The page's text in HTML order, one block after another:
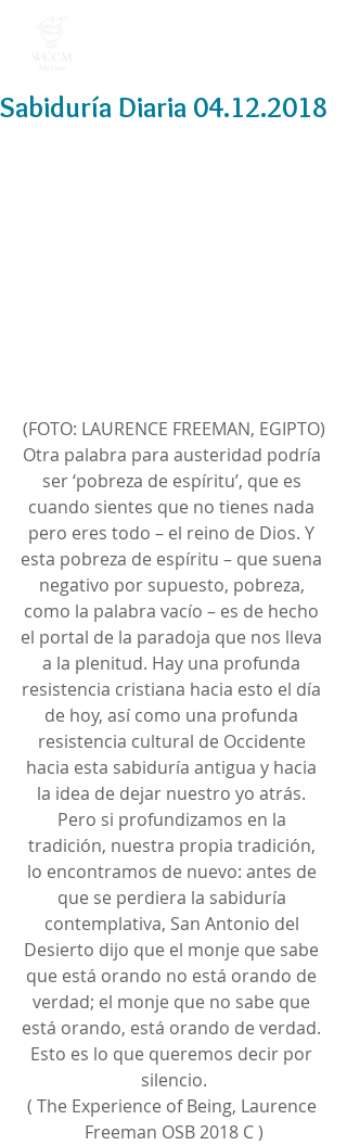
Sabiduría Diaria 04.12.2018
(FOTO: LAURENCE FREEMAN, EGIPTO)
Otra palabra para austeridad podría
ser ‘pobreza de espíritu’, que es
cuando sientes que no tienes nada
pero eres todo – el reino de Dios. Y
esta pobreza de espíritu – que suena
negativo por supuesto, pobreza,
como la palabra vacío – es de hecho
el portal de la paradoja que nos lleva
a la plenitud. Hay una profunda
resistencia cristiana hacia esto el día
de hoy, así como una profunda
resistencia cultural de Occidente
hacia esta sabiduría antigua y hacia
la idea de dejar nuestro yo atrás.
Pero si profundizamos en la
tradición, nuestra propia tradición,
lo encontramos de nuevo: antes de
que se perdiera la sabiduría
contemplativa, San Antonio del
Desierto dijo que el monje que sabe
que está orando no está orando de
verdad; el monje que no sabe que
está orando, está orando de verdad.
Esto es lo que queremos decir por
silencio.
( The Experience of Being, Laurence
Freeman OSB 2018 C )